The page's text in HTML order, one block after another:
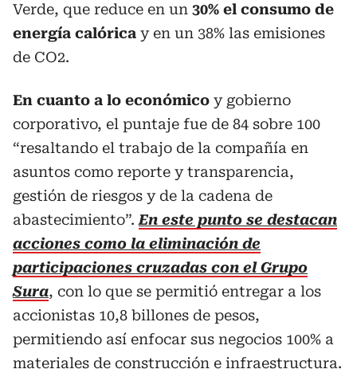
Verde, que reduce en un 30% el consumo de
energía calórica y en un 38% las emisiones
de CO2.
En cuanto a lo económico y gobierno
corporativo, el puntaje fue de 84 sobre 100
“resaltando el trabajo de la compañía en
asuntos como reporte y transparencia,
gestión de riesgos y de la cadena de
abastecimiento”.En este punto se destacan
acciones como la eliminación de
participaciones cruzadas con el Grupo
Sura, con lo que se permitió entregar a los
accionistas 10,8 billones de pesos,
permitiendo así enfocar sus negocios 100% a
materiales de construcción e infraestructura.